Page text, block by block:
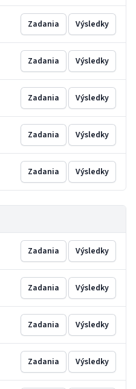
Zadania Výsledky
Zadania Výsledky
Zadania Výsledky
Zadania Výsledky
Zadania Výsledky
Zadania Výsledky
Zadania Výsledky
Zadania Výsledky
Zadania Výsledky